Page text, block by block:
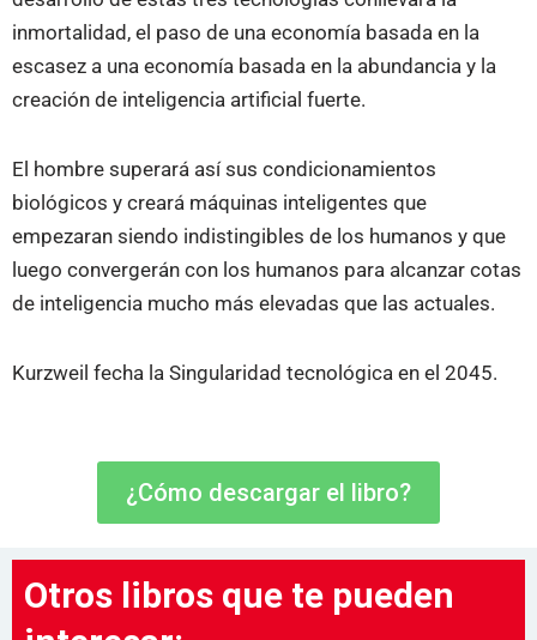
inmortalidad, el paso de una economía basada en la
escasez a una economía basada en la abundancia y la
creación de inteligencia artificial fuerte.
El hombre superará así sus condicionamientos
biológicos y creará máquinas inteligentes que
empezaran siendo indistingibles de los humanos y que
luego convergerán con los humanos para alcanzar cotas
de inteligencia mucho más elevadas que las actuales.
Kurzweil fecha la Singularidad tecnológica en el 2045.
¿Cómo descargar el libro?
Otros libros que te pueden